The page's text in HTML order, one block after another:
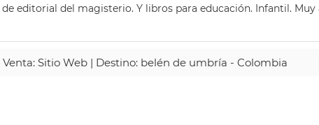
editorial del magisterio. Y libros para educación. Infantil. Muy
Venta: Sitio Web | Destino: belén de umbría - Colombia